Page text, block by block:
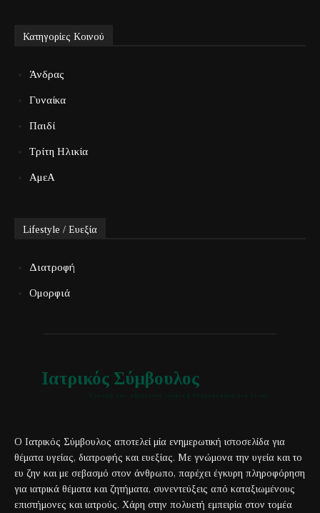
Κατηγορίες Κοινού
Άνδρας
Γυναίκα
Παιδί
Τρίτη Ηλικία
ΑμεΑ
Lifestyle / Ευεξία
Διατροφή
Ομορφιά
Ιατρικός Σύμβουλος
Ο Ιατρικός Σύμβουλος αποτελεί μία ενημερωτική ιστοσελίδα για
θέματα υγείας, διατροφής και ευεξίας. Με γνώμονα την υγεία και το
ευ ζην και με σεβασμό στον άνθρωπο, παρέχει έγκυρη πληροφόρηση
για ιατρικά θέματα και ζητήματα, συνεντεύξεις από καταξιωμένους
επιστήμονες και ιατρούς. Χάρη στην πολυετή εμπειρία στον τομέα